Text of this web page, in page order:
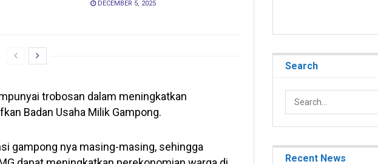
DECEMBER 5, 2025
trobosan dalam meningkatkan
Badan Usaha Milik Gampong.
gampong nya masing-masing, sehingga
Search
Recent News